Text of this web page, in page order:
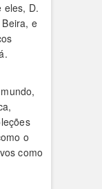
eles, D.
e
o
como